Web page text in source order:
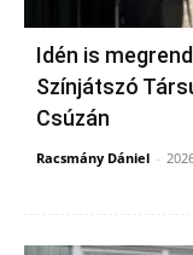
Idén is
Színjátszó
Csúzán
Racsmány Dániel -